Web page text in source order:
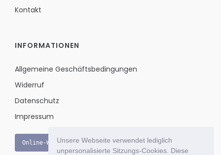
Unsere Webseite verwendet lediglich
unpersonalisierte Sitzungs-Cookies. Diese
Kontakt
INFORMATIONEN
Allgemeine Geschäftsbedingungen
Widerruf
Datenschutz
Impressum
Online-Widerruf